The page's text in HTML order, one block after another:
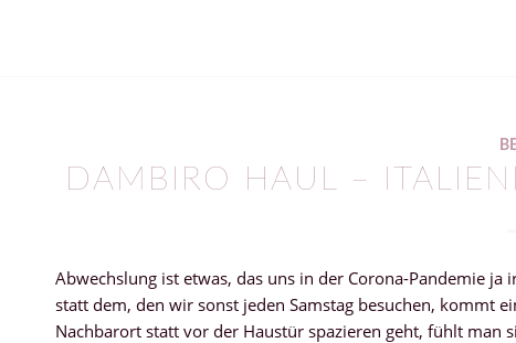
DAMBIRO HAUL –
Abwechslung ist etwas, das uns in der Corona-Pandemie
statt dem, den wir sonst jeden Samstag besuchen, kommt
Nachbarort statt vor der Haustür spazieren geht, fühlt man